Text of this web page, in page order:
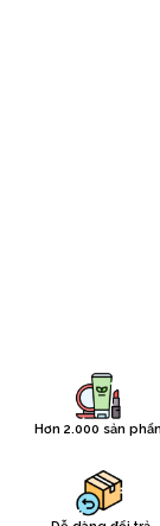
Hơn 2.000 sản